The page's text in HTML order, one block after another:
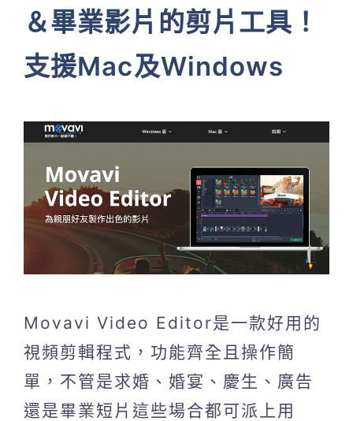
＆畢業影片的剪片工具！
支援Mac及Windows
Movavi Video Editor是一款好用的
視頻剪輯程式，功能齊全且操作簡
單，不管是求婚、婚宴、慶生、廣告
還是畢業短片這些場合都可派上用